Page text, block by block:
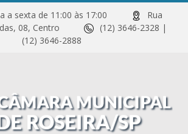
a sexta de 11:00 às 17:00
Rua
08, Centro
(12) 3646-2328 |
(12) 3646-2888